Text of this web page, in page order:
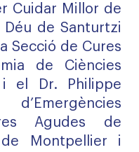
Cuidar Millor de
Déu de Santurtzi
Secció de Cures
de Ciències
el Dr. Philippe
Agudes de
de Montpellier i